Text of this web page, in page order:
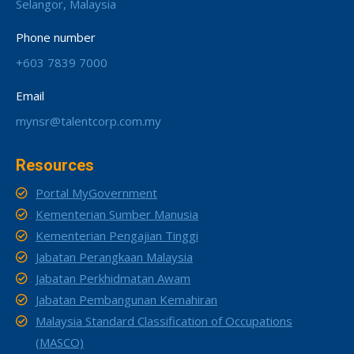
Selangor, Malaysia
Phone number
+603 7839 7000
Email
mynsr@talentcorp.com.my
Resources
Portal MyGovernment
Kementerian Sumber Manusia
Kementerian Pengajian Tinggi
Jabatan Perangkaan Malaysia
Jabatan Perkhidmatan Awam
Jabatan Pembangunan Kemahiran
Malaysia Standard Classification of Occupations
(MASCO)